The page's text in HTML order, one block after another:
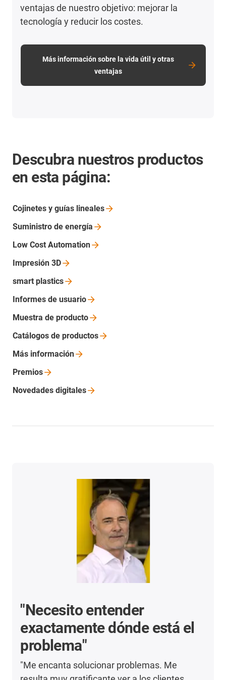
ventajas de nuestro objetivo: mejorar la
tecnología y reducir los costes.
Más información sobre la vida útil y otras
ventajas
Descubra nuestros productos
en esta página:
Cojinetes y guías lineales
Suministro de energía
Low Cost Automation
Impresión 3D
smart plastics
Informes de usuario
Muestra de producto
Catálogos de productos
Más información
Premios
Novedades digitales
"Necesito entender
exactamente dónde está el
problema"
"Me encanta solucionar problemas. Me